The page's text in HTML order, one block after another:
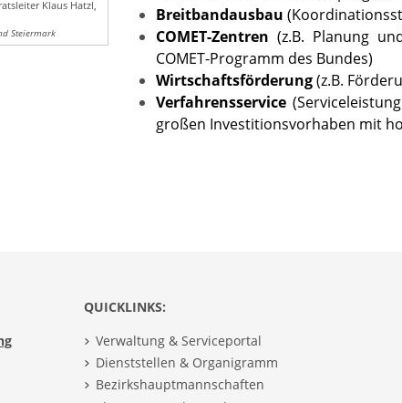
Klaus Hatzl,
Steiermark
Breitbandausbau
COMET-Zentren (z.B. Planung
COMET-Programm des Bundes)
Wirtschaftsförderung(z.B.
Verfahrensservice
großen Investitionsvorhaben mit
QUICKLINKS:
Verwaltung & Serviceportal
Dienststellen & Organigramm
Bezirkshauptmannschaften